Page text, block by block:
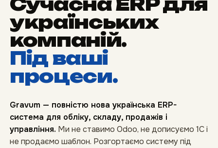
українських
компаній.
Під ваші
процеси.
Gravum — повністю нова українська ERP-
система для обліку, складу, продажів і
управління. Ми не ставимо Odoo, не дописуємо 1С і
не продаємо шаблон. Розгортаємо систему під